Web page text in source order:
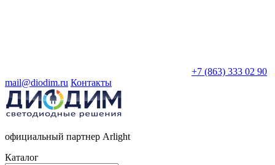
+7 (863) 333 02 90
mail@diodim.ru Контакты
официальный партнер Arlight
Каталог